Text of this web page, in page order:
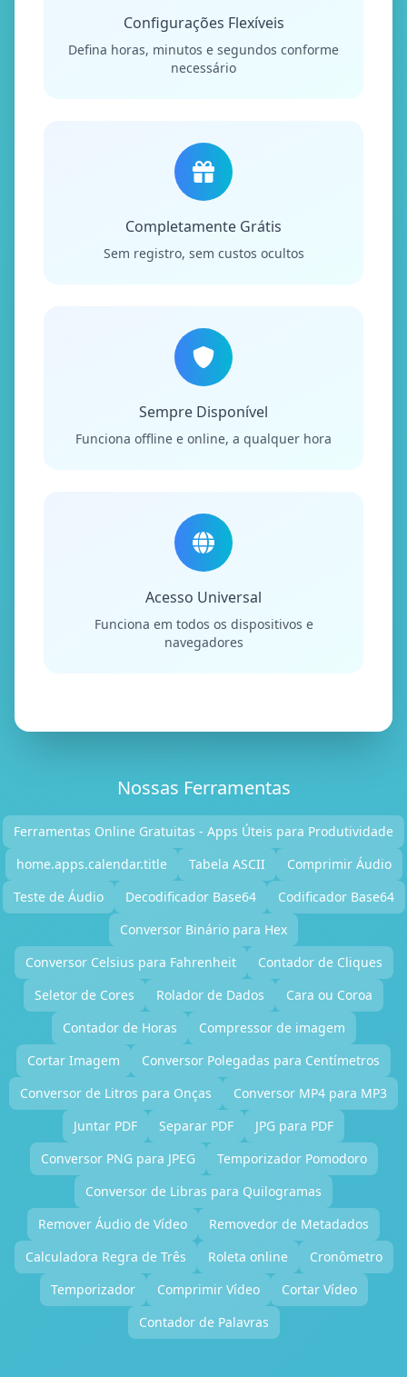
Configurações Flexíveis
Defina horas, minutos e segundos conforme
necessário
Completamente Grátis
Sem registro, sem custos ocultos
Sempre Disponível
Funciona offline e online, a qualquer hora
Acesso Universal
Funciona em todos os dispositivos e
navegadores
Nossas Ferramentas
Ferramentas Online Gratuitas - Apps Úteis para Produtividade
home.apps.calendar.title
Tabela ASCII
Comprimir Áudio
Teste de Áudio
Decodificador Base64
Codificador Base64
Conversor Binário para Hex
Conversor Celsius para Fahrenheit
Contador de Cliques
Seletor de Cores
Rolador de Dados
Cara ou Coroa
Contador de Horas
Compressor de imagem
Cortar Imagem
Conversor Polegadas para Centímetros
Conversor de Litros para Onças
Conversor MP4 para MP3
Juntar PDF
Separar PDF
JPG para PDF
Conversor PNG para JPEG
Temporizador Pomodoro
Conversor de Libras para Quilogramas
Remover Áudio de Vídeo
Removedor de Metadados
Calculadora Regra de Três
Roleta online
Cronômetro
Temporizador
Comprimir Vídeo
Cortar Vídeo
Contador de Palavras